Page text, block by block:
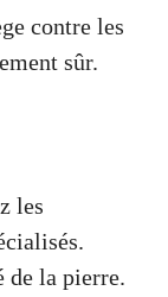
contre les
sûr.
les
de la pierre.